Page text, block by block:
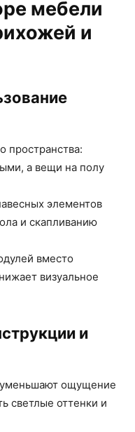
мебели
и
пространства:
а вещи на полу
элементов
и скапливанию
вместо
визуальное
и
ощущение
светлые оттенки и